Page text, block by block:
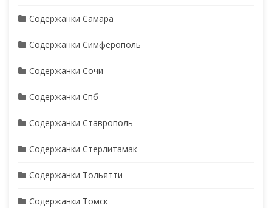
Содержанки Самара
Содержанки Симферополь
Содержанки Сочи
Содержанки Спб
Содержанки Ставрополь
Содержанки Стерлитамак
Содержанки Тольятти
Содержанки Томск